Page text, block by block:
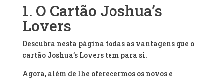
1. O Cartão Joshua’s
Lovers
Descubra nesta página todas as vantagens que o
cartão Joshua’s Lovers tem para si.
Agora, além de lhe oferecermos os novos e